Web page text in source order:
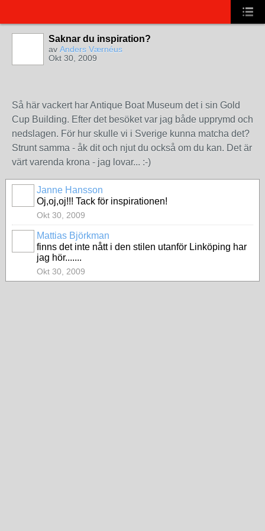
Saknar du inspiration?
av Anders Værnéus
Okt 30, 2009
Så här vackert har Antique Boat Museum det i sin Gold
Cup Building. Efter det besöket var jag både upprymd och
nedslagen. För hur skulle vi i Sverige kunna matcha det?
Strunt samma - åk dit och njut du också om du kan. Det är
värt varenda krona - jag lovar... :-)
Janne Hansson
Oj,oj,oj!!! Tack för inspirationen!
Okt 30, 2009
Mattias Björkman
finns det inte nått i den stilen utanför Linköping har
jag hör.......
Okt 30, 2009